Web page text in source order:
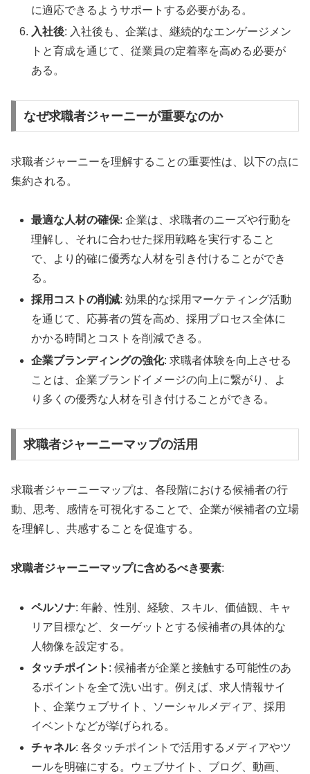
に適応できるようサポートする必要がある。
入社後: 入社後も、企業は、継続的なエンゲージメン
トと育成を通じて、従業員の定着率を高める必要が
ある。
なぜ求職者ジャーニーが重要なのか
求職者ジャーニーを理解することの重要性は、以下の点に
集約される。
最適な人材の確保: 企業は、求職者のニーズや行動を
理解し、それに合わせた採用戦略を実行すること
で、より的確に優秀な人材を引き付けることができ
る。
採用コストの削減: 効果的な採用マーケティング活動
を通じて、応募者の質を高め、採用プロセス全体に
かかる時間とコストを削減できる。
企業ブランディングの強化: 求職者体験を向上させる
ことは、企業ブランドイメージの向上に繋がり、よ
り多くの優秀な人材を引き付けることができる。
求職者ジャーニーマップの活用
求職者ジャーニーマップは、各段階における候補者の行
動、思考、感情を可視化することで、企業が候補者の立場
を理解し、共感することを促進する。
求職者ジャーニーマップに含めるべき要素:
ペルソナ: 年齢、性別、経験、スキル、価値観、キャ
リア目標など、ターゲットとする候補者の具体的な
人物像を設定する。
タッチポイント : 候補者が企業と接触する可能性のあ
るポイントを全て洗い出す。例えば、求人情報サイ
ト、企業ウェブサイト、ソーシャルメディア、採用
イベントなどが挙げられる。
チャネル: 各タッチポイントで活用するメディアやツ
ールを明確にする。ウェブサイト、ブログ、動画、